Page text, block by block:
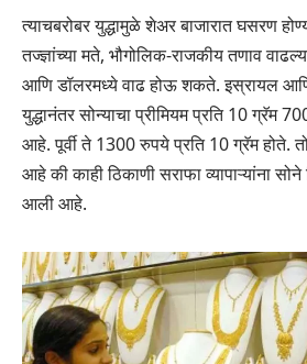
त्याचबरोबर युद्धामुळे शेअर बाजारात घसरण
तज्ज्ञांच्या मते, भौगोलिक-राजकीय तणाव
आणि डॉलरमध्ये वाढ होऊ शकते. इस्रायल
युद्धानंतर सोन्याचा प्रीमियम प्रति 10 ग्रॅम
आहे. पूर्वी ते 1300 रुपये प्रति 10 ग्रॅम होते.
आहे की काही ठिकाणी सराफा व्यापाऱ्यांना
आली आहे.